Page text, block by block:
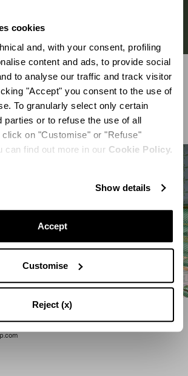
cookies
and, with your consent, profiling
content and ads, to provide social
to analyse our traffic and track visitor
"Accept" you consent to the use of
To granularly select only certain
parties or to refuse the use of all
on "Customise" or "Refuse"
can find out more in our Cookie Policy.
Show details
Accept
Customise
Reject (x)
notre newsletter pour rester informé des
d'Aquazzura World.
À VOUS ABONNER
Lobo, 1626 – 1° piso , São Paulo, Brazil
- Al Barsha 1 - Dubai - United Arab Emiratesi 042846461